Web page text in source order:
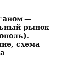
—
рынок
схема